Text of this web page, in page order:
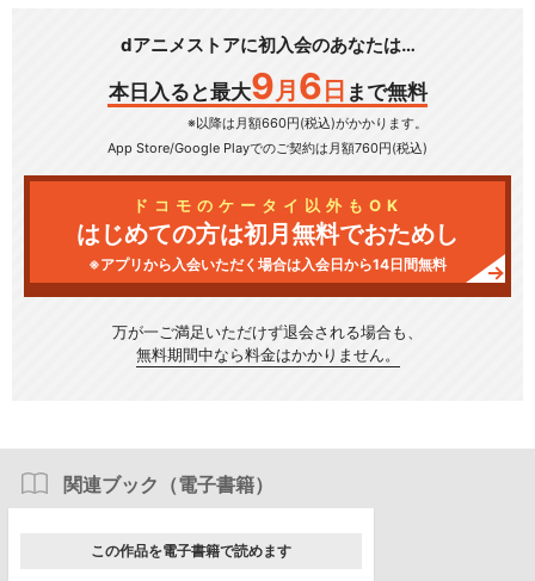
dアニメストアに初入会のあなたは…
本日入ると最大9 月 6 日 まで無料
※以降は月額660円(税込)がかかります。
App Store/Google Playでのご契約は月額760円(税込)
ドコモのケータイ以外もOK
はじめての方は初月無料でおためし
※アプリから入会いただく場合は入会日から14日間無料
万が一ご満足いただけず退会される場合も、
無料期間中なら料金はかかりません。
関連ブック（電子書籍）
この作品を電子書籍で読めます